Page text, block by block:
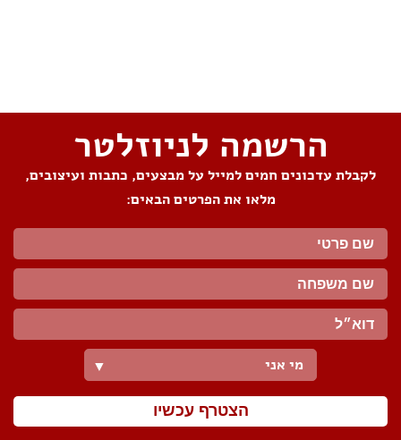
הרשמה לניוזלטר
לקבלת עדכונים חמים למייל על מבצעים, כתבות ועיצובים,
מלאו את הפרטים הבאים:
מי אני ▼
הצטרף עכשיו